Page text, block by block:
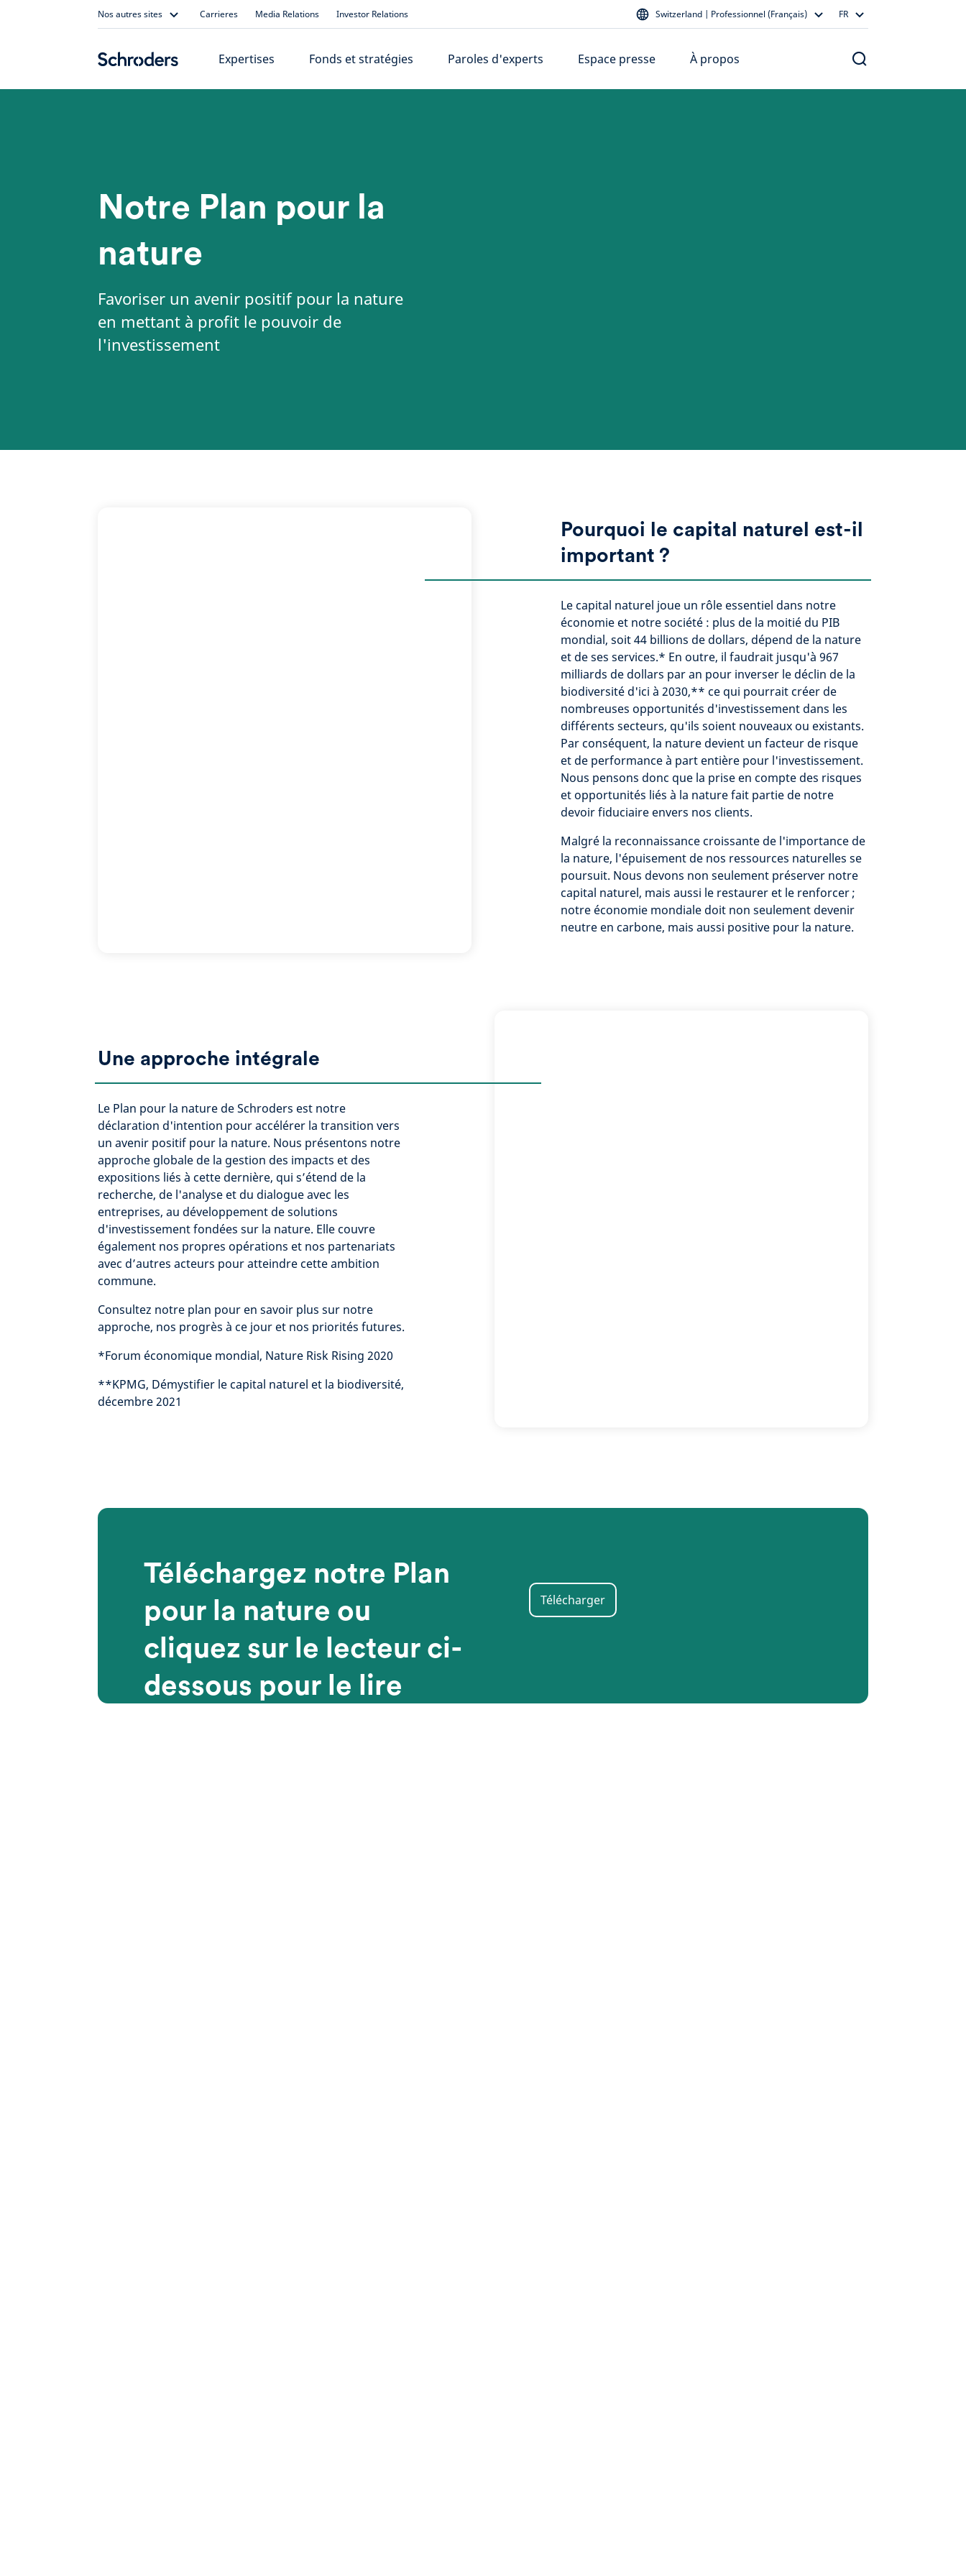
Nos autres sites Carrieres Media Relations Investor Relations Switzerland | Professionnel (Français) FR
Expertises Fonds et stratégies Paroles d'experts Espace presse À propos
Notre Plan pour la
nature
Favoriser un avenir positif pour la nature
en mettant à profit le pouvoir de
l'investissement
Pourquoi le capital naturel est-il
important ?
Le capital naturel joue un rôle essentiel dans notre
économie et notre société : plus de la moitié du PIB
mondial, soit 44 billions de dollars, dépend de la nature
et de ses services.* En outre, il faudrait jusqu'à 967
milliards de dollars par an pour inverser le déclin de la
biodiversité d'ici à 2030,** ce qui pourrait créer de
nombreuses opportunités d'investissement dans les
différents secteurs, qu'ils soient nouveaux ou existants.
Par conséquent, la nature devient un facteur de risque
et de performance à part entière pour l'investissement.
Nous pensons donc que la prise en compte des risques
et opportunités liés à la nature fait partie de notre
devoir fiduciaire envers nos clients.
Malgré la reconnaissance croissante de l'importance de
la nature, l'épuisement de nos ressources naturelles se
poursuit. Nous devons non seulement préserver notre
capital naturel, mais aussi le restaurer et le renforcer ;
notre économie mondiale doit non seulement devenir
neutre en carbone, mais aussi positive pour la nature.
Une approche intégrale
Le Plan pour la nature de Schroders est notre
déclaration d'intention pour accélérer la transition vers
un avenir positif pour la nature. Nous présentons notre
approche globale de la gestion des impacts et des
expositions liés à cette dernière, qui s’étend de la
recherche, de l'analyse et du dialogue avec les
entreprises, au développement de solutions
d'investissement fondées sur la nature. Elle couvre
également nos propres opérations et nos partenariats
avec d’autres acteurs pour atteindre cette ambition
commune.
Consultez notre plan pour en savoir plus sur notre
approche, nos progrès à ce jour et nos priorités futures.
*Forum économique mondial, Nature Risk Rising 2020
**KPMG, Démystifier le capital naturel et la biodiversité,
décembre 2021
Télécharger
Téléchargez notre Plan
pour la nature ou
cliquez sur le lecteur ci-
dessous pour le lire